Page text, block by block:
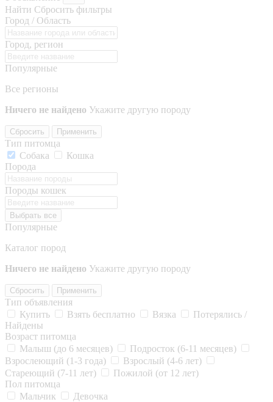
Найти Сбросить фильтры
Город / Область
Город, регион
Популярные
Все регионы
Ничего не найдено Укажите другую породу
Сбросить Применить
Тип питомца
Собака
Кошка
Порода
Породы кошек
Выбрать все
Популярные
Каталог пород
Ничего не найдено Укажите другую породу
Сбросить Применить
Тип объявления
Купить
Взять бесплатно Вязка
Потерялись /
Найдены
Возраст питомца
Малыш (до 6 месяцев)
Подросток (6-11 месяцев)
Взрослеющий (1-3 года)
Взрослый (4-6 лет)
Стареющий (7-11 лет)
Пожилой (от 12 лет)
Пол питомца
Мальчик
Девочка